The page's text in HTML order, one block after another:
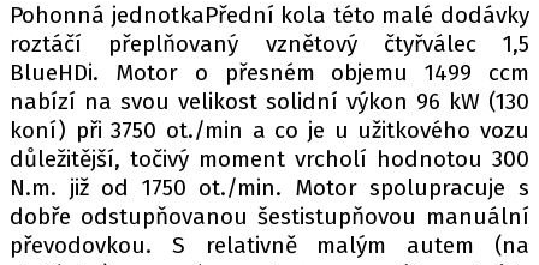
Pohonná jednotkaPřední kola této malé dodávky
roztáčí přeplňovaný vznětový čtyřválec 1,5
BlueHDi. Motor o přesném objemu 1499 ccm
nabízí na svou velikost solidní výkon 96 kW (130
koní) při 3750 ot./min a co je u užitkového vozu
důležitější, točivý moment vrcholí hodnotou 300
N.m. již od 1750 ot./min. Motor spolupracuje s
dobře odstupňovanou šestistupňovou manuální
převodovkou. S relativně malým autem (na